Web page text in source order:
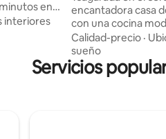
en
2 - 1
interiores
encantadora casa
con una cocina
cómodos y una
en medio de los árboles. A
pasos de la plaza
Agia Paraskevi,
Calidad-precio ·
sueño
Servicios